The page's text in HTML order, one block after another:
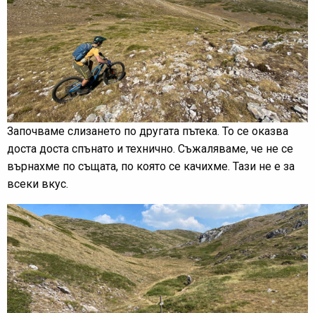
Започваме слизането по другата пътека. То се оказва
доста доста спънато и технично. Съжаляваме, че не се
върнахме по същата, по която се качихме. Тази не е за
всеки вкус.